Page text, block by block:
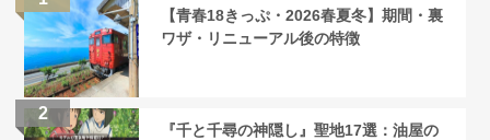
【青春18きっぷ・2026春夏冬】期間・裏
ワザ・リニューアル後の特徴
『千と千尋の神隠し』聖地17選：油屋の